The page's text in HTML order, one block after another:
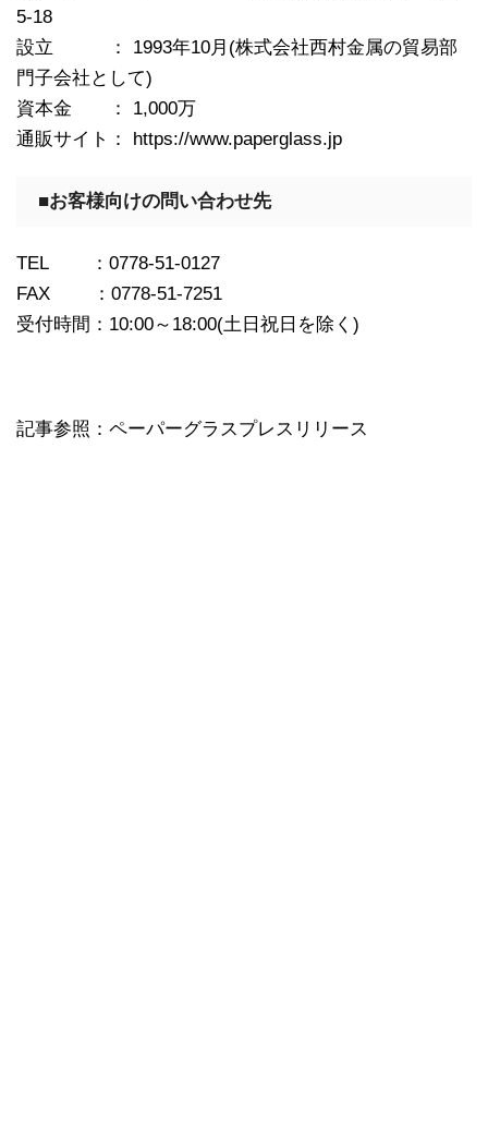
5-18
設立 ： 1993年10月(株式会社西村金属の貿易部
門子会社として)
資本金 ： 1,000万
通販サイト： https://www.paperglass.jp
■お客様向けの問い合わせ先
TEL ：0778-51-0127
FAX ：0778-51-7251
受付時間：10:00～18:00(土日祝日を除く)
記事参照：ペーパーグラスプレスリリース